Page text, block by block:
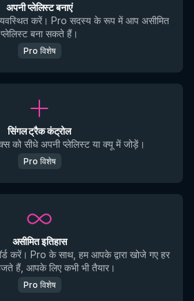
अपनी प्लेलिस्ट बनाएं
करें। Pro सदस्य के रूप में आप असीमित
प्लेलिस्ट बना सकते हैं।
Pro विशेष
सिंगल ट्रैक कंट्रोल
को सीधे अपनी प्लेलिस्ट या क्यू में जोड़ें।
Pro विशेष
असीमित इतिहास
करें। Pro के साथ, हम आपके द्वारा खोजे गए हर
हैं, आपके लिए कभी भी तैयार।
Pro विशेष